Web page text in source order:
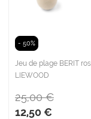
- 50%
Jeu de plage BERIT
LIEWOOD
12,50 €
25,00 €